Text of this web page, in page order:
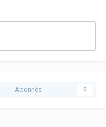
Abonnés 0